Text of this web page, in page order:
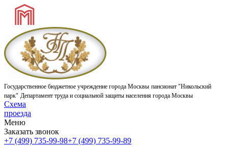
Государственное бюджетное учреждение города Москвы пансионат "Никольский
парк" Департамент труда и социальной защиты населения города Москвы
Схема
проезда
Меню
Заказать звонок
+7 (499) 735-99-98+7 (499) 735-99-89